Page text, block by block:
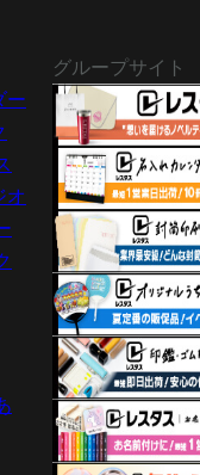
ー
オ
グループサイト